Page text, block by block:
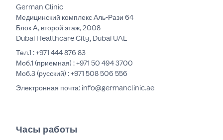
German Clinic
Медицинский комплекс Аль-Рази 64
Блок A, второй этаж, 2008
Dubai Healthcare City, Dubai UAE
Тел.1 :+971 444 876 83
Моб.1 (приемная) :+971 50 494 3700
Моб.3 (русский) :+971 508 506 556
Электронная почта: info@germanclinic.ae
Часы работы